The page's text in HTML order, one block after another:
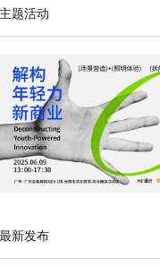
题活动
新发布